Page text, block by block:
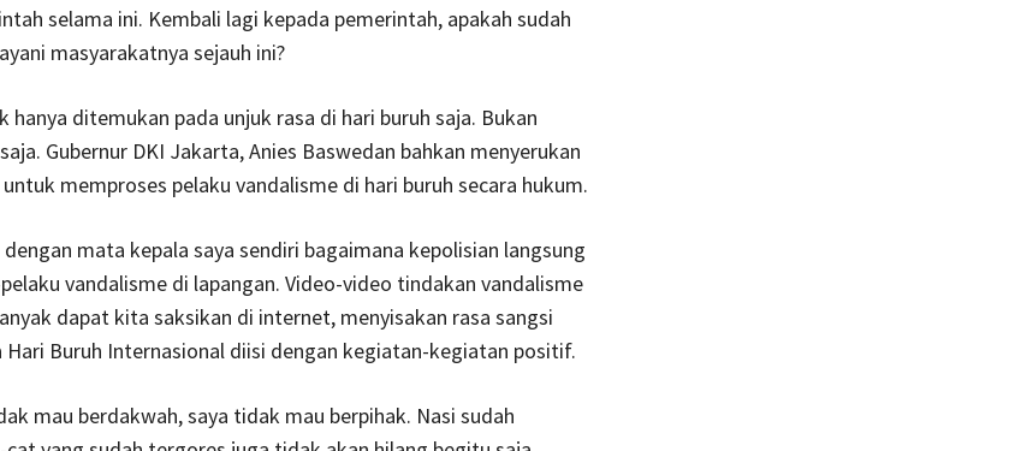
selama ini. Kembali lagi kepada pemerintah, apakah sudah
masyarakatnya sejauh ini?
hanya ditemukan pada unjuk rasa di hari buruh saja. Bukan
Gubernur DKI Jakarta, Anies Baswedan bahkan menyerukan
memproses pelaku vandalisme di hari buruh secara hukum.
mata kepala saya sendiri bagaimana kepolisian langsung
vandalisme di lapangan. Video-video tindakan vandalisme
dapat kita saksikan di internet, menyisakan rasa sangsi
Hari Buruh Internasional diisi dengan kegiatan-kegiatan positif.
mau berdakwah, saya tidak mau berpihak. Nasi sudah